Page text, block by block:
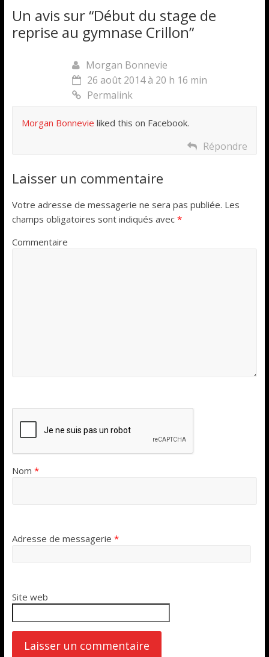
Un avis sur “Début du stage de
reprise au gymnase Crillon”
Morgan Bonnevie
26 août 2014 à 20 h 16 min
Permalink
Morgan Bonnevie liked this on Facebook.
Répondre
Laisser un commentaire
Votre adresse de messagerie ne sera pas publiée. Les
champs obligatoires sont indiqués avec *
Commentaire
Nom *
Adresse de messagerie *
Site web